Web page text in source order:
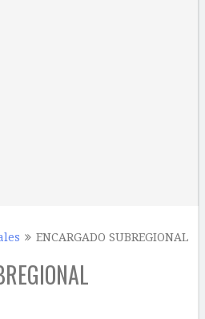
ENCARGADO SUBREGIONAL